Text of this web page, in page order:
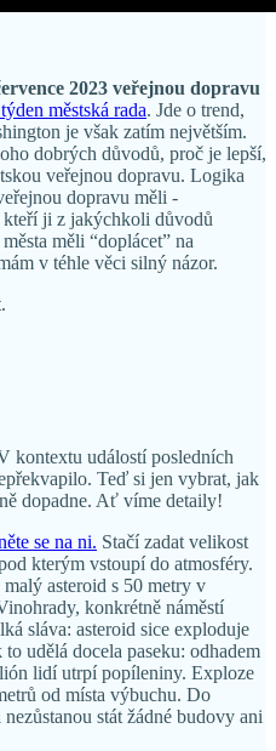
2023 veřejnou dopravu
městská rada. Jde o trend,
je však zatím největším.
dobrých důvodů, proč je lepší,
veřejnou dopravu. Logika
dopravu měli -
ji z jakýchkoli důvodů
měli “doplácet” na
v téhle věci silný názor.
kontextu událostí posledních
Teď si jen vybrat, jak
dopadne. Ať víme detaily!
se na ni. Stačí zadat velikost
kterým vstoupí do atmosféry.
asteroid s 50 metry v
konkrétně náměstí
sláva: asteroid sice exploduje
udělá docela paseku: odhadem
lidí utrpí popíleniny. Exploze
od místa výbuchu. Do
stát žádné budovy ani